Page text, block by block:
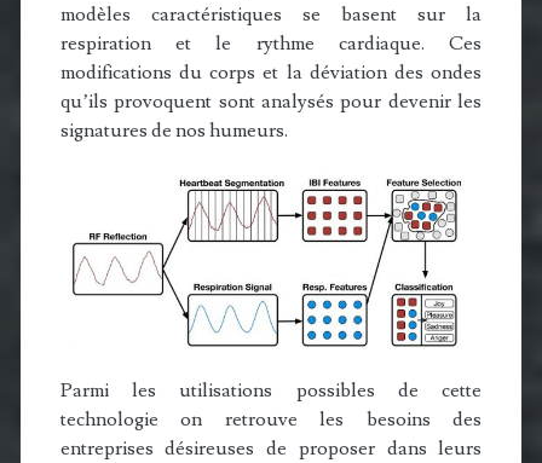
modèles caractéristiques se basent sur la
respiration et le rythme cardiaque. Ces
modifications du corps et la déviation des ondes
qu’ils provoquent sont analysés pour devenir les
signatures de nos humeurs.
Parmi les utilisations possibles de cette
technologie on retrouve les besoins des
entreprises désireuses de proposer dans leurs